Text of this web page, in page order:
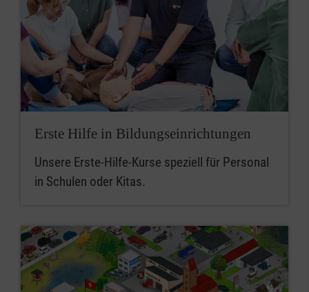
Erste Hilfe in Bildungseinrichtungen
Unsere Erste-Hilfe-Kurse speziell für Personal
in Schulen oder Kitas.